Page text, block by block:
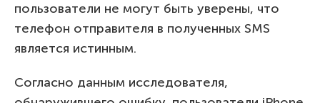
пользователи не могут быть уверены, что
телефон отправителя в полученных SMS
является истинным.
Согласно данным исследователя,